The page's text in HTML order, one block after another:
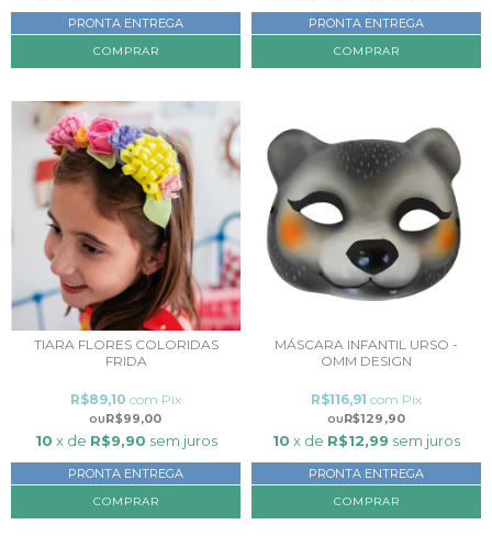
PRONTA ENTREGA PRONTA ENTREGA
TIARA FLORES COLORIDAS
FRIDA
R$99,00
R$89,10 com Pix
10 x de R$9,90 sem juros
PRONTA ENTREGA
MÁSCARA INFANTIL URSO -
OMM DESIGN
R$129,90
R$116,91 com Pix
10 x de R$12,99 sem juros
PRONTA ENTREGA